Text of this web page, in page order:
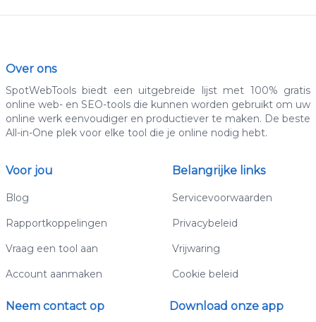
Over ons
SpotWebTools biedt een uitgebreide lijst met 100% gratis
online web- en SEO-tools die kunnen worden gebruikt om uw
online werk eenvoudiger en productiever te maken. De beste
All-in-One plek voor elke tool die je online nodig hebt.
Voor jou
Blog
Rapportkoppelingen
Vraag een tool aan
Account aanmaken
Belangrijke links
Servicevoorwaarden
Privacybeleid
Vrijwaring
Cookie beleid
Neem contact op Download onze app